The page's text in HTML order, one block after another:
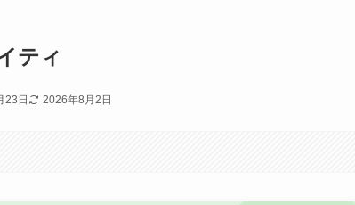
ティ
23日 2026年8月2日